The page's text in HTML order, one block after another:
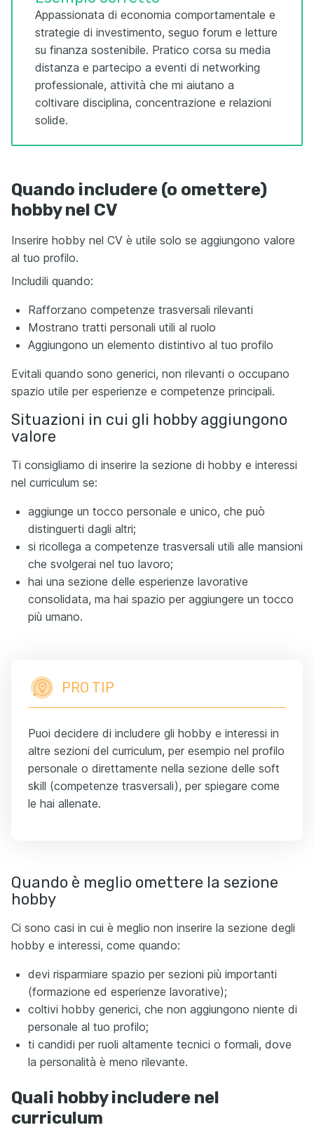
Appassionata di economia comportamentale e
strategie di investimento, seguo forum e letture
su finanza sostenibile. Pratico corsa su media
distanza e partecipo a eventi di networking
professionale, attività che mi aiutano a
coltivare disciplina, concentrazione e relazioni
solide.
Quando includere (o omettere)
hobby nel CV
Inserire hobby nel CV è utile solo se aggiungono valore
al tuo profilo.
Includili quando:
Rafforzano competenze trasversali rilevanti
Mostrano tratti personali utili al ruolo
Aggiungono un elemento distintivo al tuo profilo
Evitali quando sono generici, non rilevanti o occupano
spazio utile per esperienze e competenze principali.
Situazioni in cui gli hobby aggiungono
valore
Ti consigliamo di inserire la sezione di hobby e interessi
nel curriculum se:
aggiunge un tocco personale e unico, che può
distinguerti dagli altri;
si ricollega a competenze trasversali utili alle mansioni
che svolgerai nel tuo lavoro;
hai una sezione delle esperienze lavorative
consolidata, ma hai spazio per aggiungere un tocco
più umano.
PRO TIP
Puoi decidere di includere gli hobby e interessi in
altre sezioni del curriculum, per esempio nel profilo
personale o direttamente nella sezione delle soft
skill (competenze trasversali), per spiegare come
le hai allenate.
Quando è meglio omettere la sezione
hobby
Ci sono casi in cui è meglio non inserire la sezione degli
hobby e interessi, come quando:
devi risparmiare spazio per sezioni più importanti
(formazione ed esperienze lavorative);
coltivi hobby generici, che non aggiungono niente di
personale al tuo profilo;
ti candidi per ruoli altamente tecnici o formali, dove
la personalità è meno rilevante.
Quali hobby includere nel
curriculum